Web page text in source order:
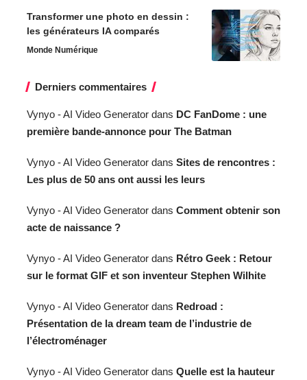
Transformer une photo en dessin :
les générateurs IA comparés
Monde Numérique
Derniers commentaires
Vynyo - AI Video Generator dans DC FanDome : une
première bande-annonce pour The Batman
Vynyo - AI Video Generator dans Sites de rencontres :
Les plus de 50 ans ont aussi les leurs
Vynyo - AI Video Generator dans Comment obtenir son
acte de naissance ?
Vynyo - AI Video Generator dans Rétro Geek : Retour
sur le format GIF et son inventeur Stephen Wilhite
Vynyo - AI Video Generator dans Redroad :
Présentation de la dream team de l’industrie de
l’électroménager
Vynyo - AI Video Generator dans Quelle est la hauteur